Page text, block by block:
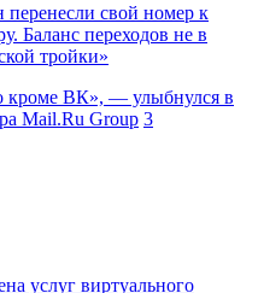
перенесли свой номер к
Баланс переходов не в
тройки»
кроме ВК», — улыбнулся в
Mail.Ru Group 3
услуг виртуального